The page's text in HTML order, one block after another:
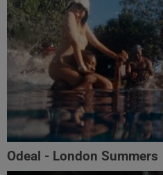
Odeal - London Summers